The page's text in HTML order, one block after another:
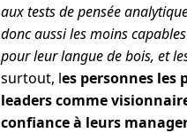
aux tests de pensée
donc aussi les moins
pour leur langue de bois, et
surtout, les personnes les
leaders comme
confiance à leurs